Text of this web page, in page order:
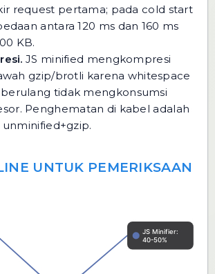
request pertama; pada cold start
antara 120 ms dan 160 ms
KB.
JS minified mengkompresi
gzip/brotli karena whitespace
tidak mengkonsumsi
Penghematan di kabel adalah
unminified+gzip.
UNTUK PEMERIKSAAN